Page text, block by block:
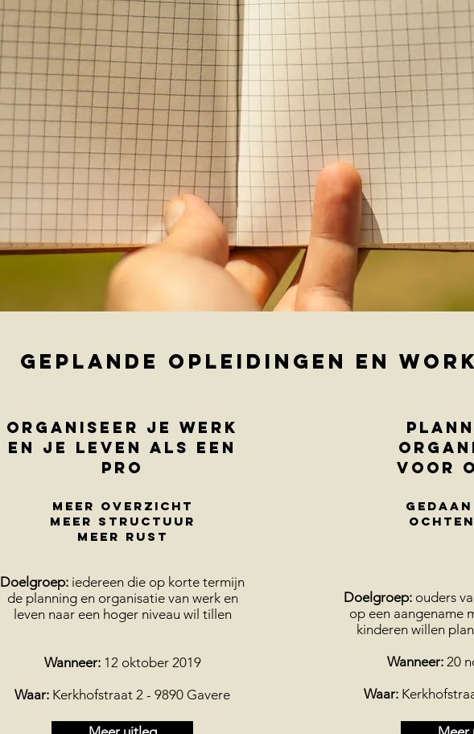
geplande opleidingen en
ORGANISEER JE WERK
EN JE LEVEN ALS EEN
PRO
meer overzicht
meer structuur
meer rust
Doelgroep: iedereen die op korte termijn
de planning en organisatie van werk en
leven naar een hoger niveau wil tillen
Wanneer:12 oktober 2019
Waar: Kerkhofstraat 2 - 9890 Gavere
voor
Doelgroep:ouders
op een aangename
kinderen willen
Wanneer:20
Waar: